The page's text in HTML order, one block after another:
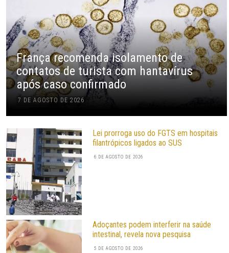
França recomenda isolamento de
contatos de turista com hantavírus
após caso confirmado
7 DE AGOSTO DE 2026
Lei prorroga uso do FGTS em hospitais
filantrópicos ligados ao SUS
6 DE AGOSTO DE 2026
Adoçantes podem interferir na saúde
intestinal, revela nova pesquisa
5 DE AGOSTO DE 2026